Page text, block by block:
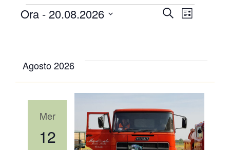
e
Cerca
Lista
Ora - 20.08.2026
Agosto 2026
Mer
12